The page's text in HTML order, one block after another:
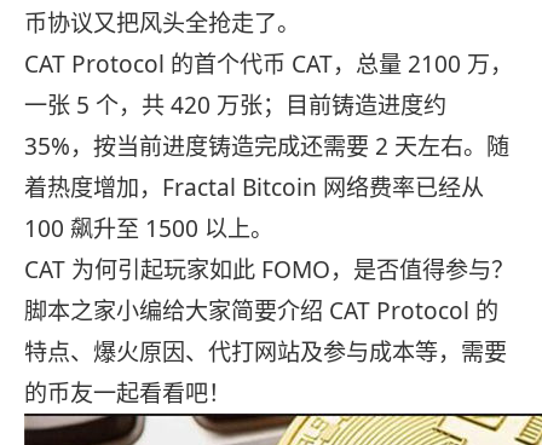
币协议又把风头全抢走了。
CAT Protocol 的首个代币 CAT，总量 2100 万，
一张 5 个，共 420 万张；目前铸造进度约
35%，按当前进度铸造完成还需要 2 天左右。随
着热度增加，Fractal Bitcoin 网络费率已经从
100 飙升至 1500 以上。
CAT 为何引起玩家如此 FOMO，是否值得参与？
脚本之家小编给大家简要介绍 CAT Protocol 的
特点、爆火原因、代打网站及参与成本等，需要
的币友一起看看吧！